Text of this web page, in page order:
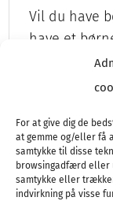
For at give dig de
at gemme og/eller få
samtykke til disse
browsingadfærd eller
samtykke eller
indvirkning på visse
Vil du have
have et
Bryllupsfest